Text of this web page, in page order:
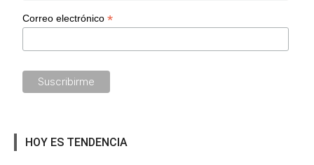
Correo electrónico*
HOY ES TENDENCIA